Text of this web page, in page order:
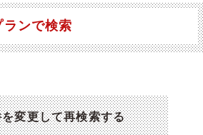
ンで検索
変更して再検索する